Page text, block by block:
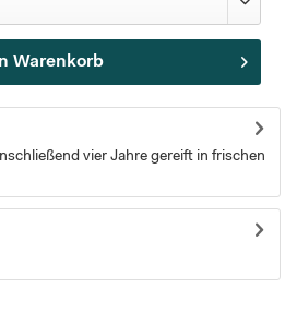
Warenkorb
vier Jahre gereift in frischen